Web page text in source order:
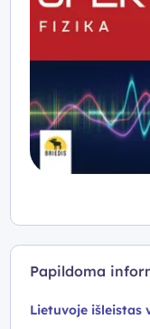
Papildoma
Lietuvoje išleistas